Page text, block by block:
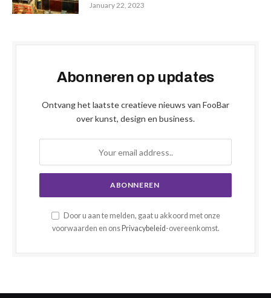
January 22, 2023
Abonneren op updates
Ontvang het laatste creatieve nieuws van FooBar
over kunst, design en business.
Door u aan te melden, gaat u akkoord met onze
voorwaarden en ons Privacybeleid -overeenkomst.